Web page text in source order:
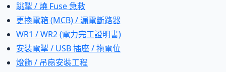
跳掣 / 燒 Fuse 急救
更換電箱 (MCB) / 漏電斷路器
WR1 / WR2 (電力完工證明書)
安裝電掣 / USB 插座 / 拖電位
燈飾 / 吊扇安裝工程